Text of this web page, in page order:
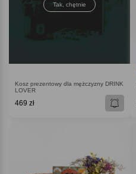
Tak, chętnie
Kosz prezentowy dla mężczyzny DRINK
LOVER
469 zł